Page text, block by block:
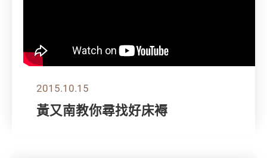
2015.10.15
黃又南教你尋找好床褥